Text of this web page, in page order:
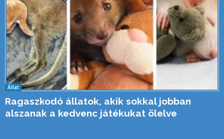
Állat
Ragaszkodó állatok, akik sokkal jobban
alszanak a kedvenc játékukat ölelve